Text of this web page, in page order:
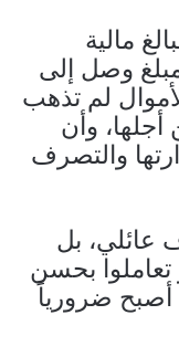
مالية
وصل إلى
لم تذهب
وأن
والتصرف
عائلي، بل
بحسن
أصبح ضرورياً